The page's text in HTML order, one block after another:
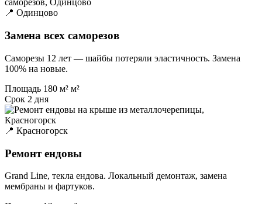
📍 Одинцово
Замена всех саморезов
Саморезы 12 лет — шайбы потеряли эластичность. Замена
100% на новые.
Площадь 180 м² м²
Срок 2 дня
📍 Красногорск
Ремонт ендовы
Grand Line, текла ендова. Локальный демонтаж, замена
мембраны и фартуков.